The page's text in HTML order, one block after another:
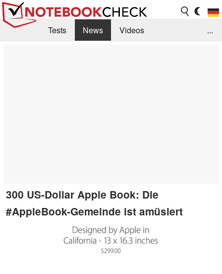
Tests News
Videos
...
300 US-Dollar Apple Book: Die
#AppleBook-Gemeinde ist amüsiert